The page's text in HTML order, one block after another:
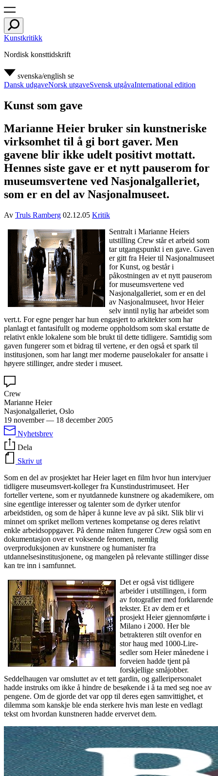
Kunstkritikk
Nordisk konsttidskrift
svenska/english se
Dansk udgaveNorsk utgaveSvensk utgåvaInternational edition
Kunst som gave
Marianne Heier bruker sin kunstneriske
virksomhet til å gi bort gaver. Men
gavene blir ikke udelt positivt mottatt.
Hennes siste gave er et nytt pauserom for
museumsvertene ved Nasjonalgalleriet,
som er en del av Nasjonalmuseet.
Av Truls Ramberg 02.12.05 Kritik
Sentralt i Marianne Heiers
utstilling Crew står et arbeid som
tar utgangspunkt i en gave. Gaven
er gitt fra Heier til Nasjonalmuseet
for Kunst, og består i
påkostningen av et nytt pauserom
for museumsvertene ved
Nasjonalgalleriet, som er en del
av Nasjonalmuseet, hvor Heier
selv inntil nylig har arbeidet som
vert.t. For egne penger har hun engasjert to arkitekter som har
planlagt et fantasifullt og moderne oppholdsom som skal erstatte de
relativt enkle lokalene som ble brukt til dette tidligere. Samtidig som
gaven fungerer som et bidrag til vertene, er den også et spark til
institusjonen, som har langt mer moderne pauselokaler for ansatte i
høyere stillinger, andre steder i museet.
Crew
Marianne Heier
Nasjonalgalleriet, Oslo
19 november— 18 december 2005
Nyhetsbrev
Dela
Skriv ut
Som en del av prosjektet har Heier laget en film hvor hun intervjuer
tidligere museumsvert-kolleger fra Kunstindustrimuseet. Her
forteller vertene, som er nyutdannede kunstnere og akademikere, om
sine egentlige interesser og talenter som de dyrker utenfor
arbeidstiden, og som de håper å kunne leve av på sikt. Slik blir vi
minnet om spriket mellom vertenes kompetanse og deres relativt
enkle arbeidsoppgaver. På denne måten fungerer Crew også som en
dokumentasjon over et voksende fenomen, nemlig
overproduksjonen av kunstnere og humanister fra
utdannelsesinstitusjonene, og mangelen på relevante stillinger disse
kan tre inn i samfunnet.
Det er også vist tidligere
arbeider i utstillingen, i form
av fotografier med forklarende
tekster. Et av dem er et
prosjekt Heier gjennomførte i
Milano i 2000. Her ble
betrakteren stilt ovenfor en
stor haug med 1000-Lire-
sedler som Heier månedene i
forveien hadde tjent på
forskjellige småjobber.
Seddelhaugen var omsluttet av et tett gardin, og galleripersonalet
hadde instruks om ikke å hindre de besøkende i å ta med seg noe av
pengene. Om de gjorde det var opp til deres egen samvittighet, et
dilemma som kanskje ble enda sterkere hvis man leste en vedlagt
tekst om hvordan kunstneren hadde ervervet dem.